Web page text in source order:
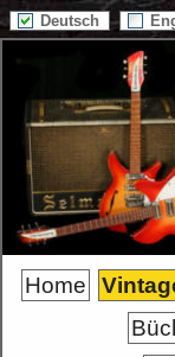
Deutsch
Home